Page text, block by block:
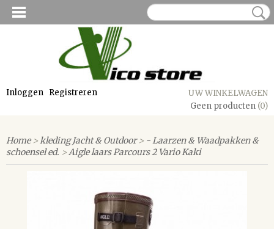
Inloggen Registreren
UW WINKELWAGEN
Geen producten (0)
Home>kleding Jacht & Outdoor> - Laarzen & Waadpakken &
schoensel ed. >Aigle laars Parcours 2 Vario Kaki